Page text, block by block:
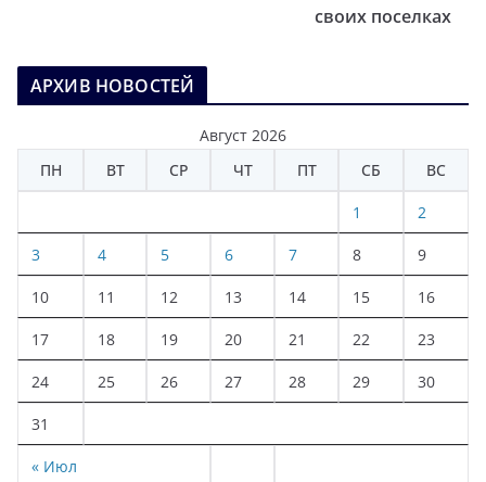
своих поселках
АРХИВ НОВОСТЕЙ
Август 2026
ПН
ВТ СР ЧТ ПТ СБ ВС
« Июл
1 2
3 4 5 6 7 8 9
10 11 12 13 14 15 16
17 18 19 20 21 22 23
24 25 26 27 28 29 30
31